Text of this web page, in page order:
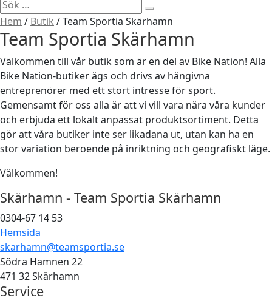
Sök
efter:
Hem / Butik /Team Sportia Skärhamn
Team Sportia Skärhamn
Välkommen till vår butik som är en del av Bike Nation! Alla
Bike Nation-butiker ägs och drivs av hängivna
entreprenörer med ett stort intresse för sport.
Gemensamt för oss alla är att vi vill vara nära våra kunder
och erbjuda ett lokalt anpassat produktsortiment. Detta
gör att våra butiker inte ser likadana ut, utan kan ha en
stor variation beroende på inriktning och geografiskt läge.
Välkommen!
Skärhamn - Team Sportia Skärhamn
0304-67 14 53
Hemsida
skarhamn@teamsportia.se
Södra Hamnen 22
471 32 Skärhamn
Service